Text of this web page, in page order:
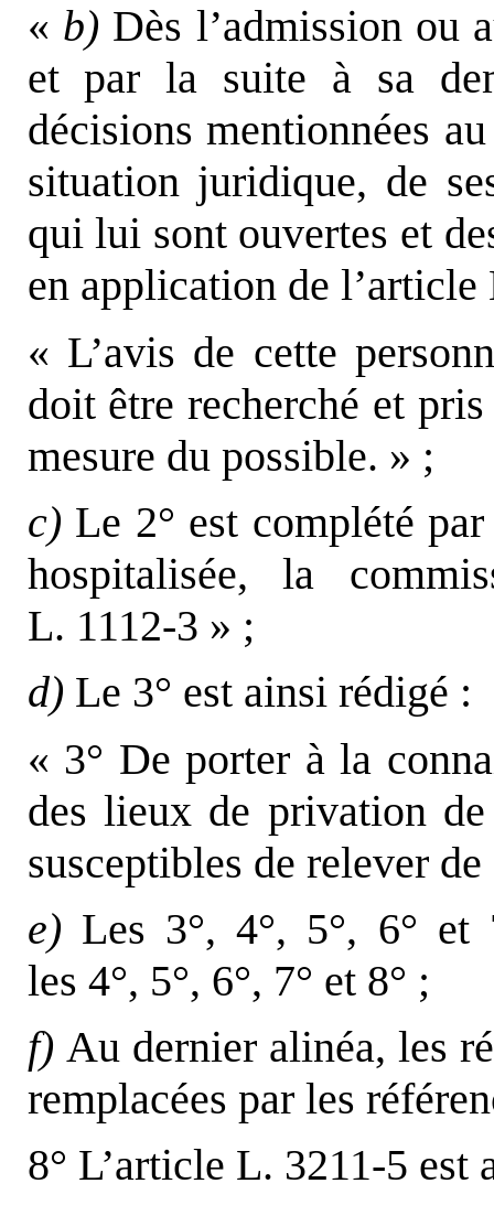
« b) Dès l’admission ou
et par la suite à sa
décisions mentionnées
situation juridique, de
qui lui sont ouvertes et
en application de
« L’avis de cette
doit être recherché et
mesure du possible. » ;
c) Le 2° est complété
hospitalisée, la
L. 1112-3 » ;
d) Le 3° est ainsi rédigé :
« 3° De porter à la
des lieux de privation
susceptibles de relever
e) Les 3°, 4°, 5°, 6° et
les 4°, 5°, 6°, 7° et 8° ;
f) Au dernier alinéa, les
remplacées par les
8° L’article L. 3211-5 est